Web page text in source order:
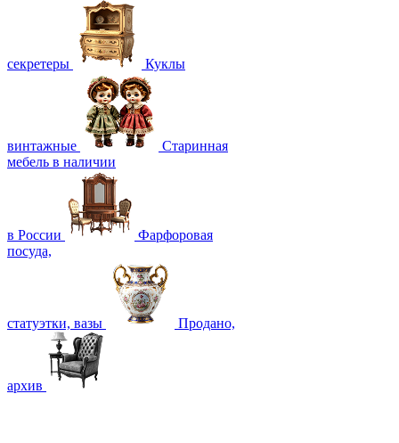
секретеры Куклы
винтажные
Старинная
мебель в наличии
в России
Фарфоровая
посуда,
статуэтки, вазы Продано,
архив